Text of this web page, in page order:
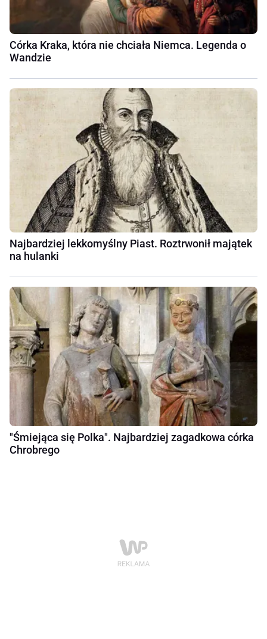
Córka Kraka, która nie chciała Niemca. Legenda o
Wandzie
Najbardziej lekkomyślny Piast. Roztrwonił majątek
na hulanki
"Śmiejąca się Polka". Najbardziej zagadkowa córka
Chrobrego